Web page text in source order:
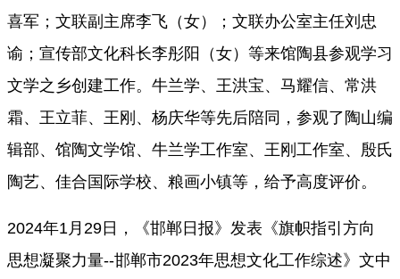
喜军；文联副主席李飞（女）；文联办公室主任刘忠
谕；宣传部文化科长李彤阳（女）等来馆陶县参观学习
文学之乡创建工作。牛兰学、王洪宝、马耀信、常洪
霜、王立菲、王刚、杨庆华等先后陪同，参观了陶山编
辑部、馆陶文学馆、牛兰学工作室、王刚工作室、殷氏
陶艺、佳合国际学校、粮画小镇等，给予高度评价。
2024年1月29日，《邯郸日报》发表《旗帜指引方向
思想凝聚力量--邯郸市2023年思想文化工作综述》文中